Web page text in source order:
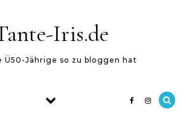
Iris.de
Ü50-Jährige so zu bloggen hat